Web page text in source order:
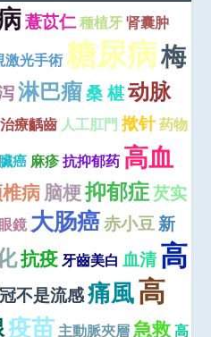
薏苡仁種植牙 肾囊肿
激光手術 糖尿病梅
淋巴瘤桑 椹动脉
治療齲齒 人工肛門 揿针药物
癌 麻疹抗抑郁药 高血
病脑梗抑郁症芡实
眼鏡大肠癌赤小豆新
抗疫 牙齒美白 血清高
不是流感痛風高
疫苗 主動脈夾層 急救 高